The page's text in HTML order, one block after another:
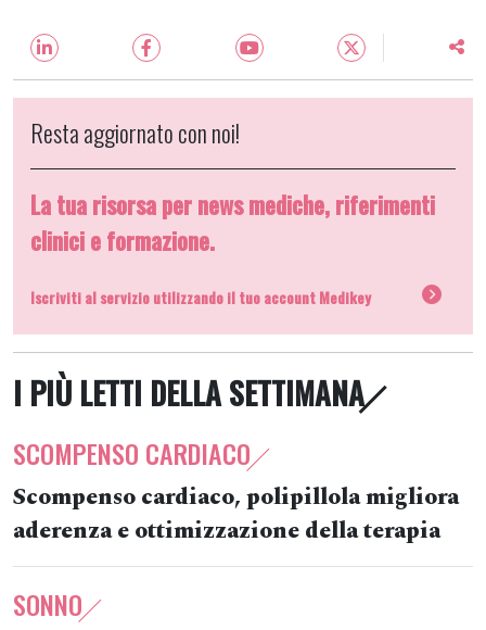
Resta aggiornato con noi!
La tua risorsa per news mediche, riferimenti
clinici e formazione.
Iscriviti al servizio utilizzando il tuo account Medikey
I PIÙ LETTI DELLA SETTIMANA
SCOMPENSO CARDIACO
Scompenso cardiaco, polipillola migliora
aderenza e ottimizzazione della terapia
SONNO